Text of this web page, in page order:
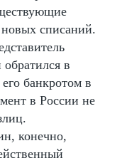
списаний.
в
банкротом в
в России не
конечно,